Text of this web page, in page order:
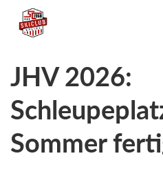
JHV 2026:
Sommer